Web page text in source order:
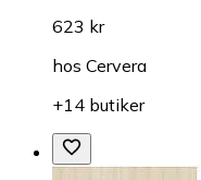
623 kr
hos Cervera
+14 butiker